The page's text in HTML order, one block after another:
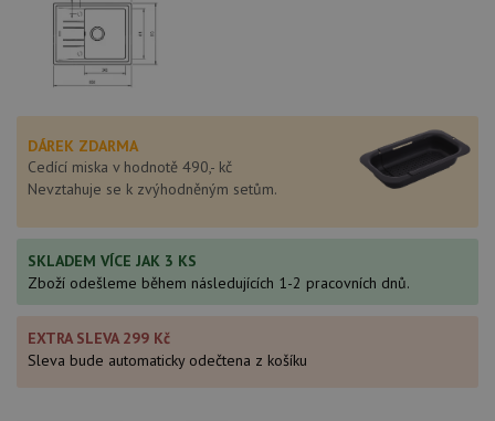
DÁREK ZDARMA
Cedící miska v hodnotě 490,- kč
Nevztahuje se k zvýhodněným setům.
SKLADEM VÍCE JAK 3 KS
Zboží odešleme během následujících 1-2 pracovních dnů.
EXTRA SLEVA 299 Kč
Sleva bude automaticky odečtena z košíku